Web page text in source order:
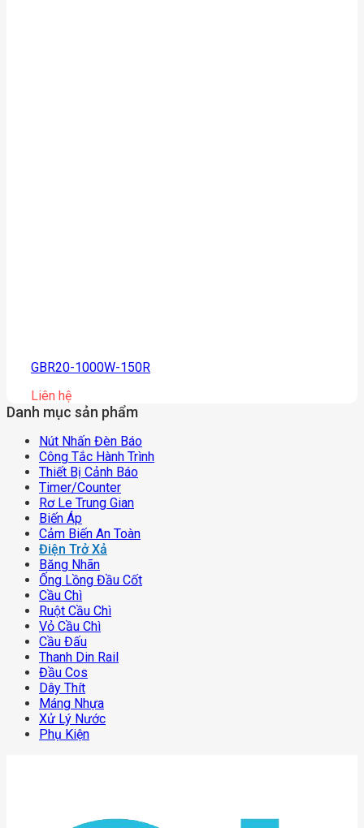
GBR20-1000W-150R
Liên hệ
Danh mục sản phẩm
Nút Nhấn Đèn Báo
Công Tắc Hành Trình
Thiết Bị Cảnh Báo
Timer/counter
Rơ Le Trung Gian
Biến Áp
Cảm Biến An Toàn
Điện Trở Xả
Băng Nhãn
Ống Lồng Đầu Cốt
Cầu Chì
Ruột Cầu Chì
Vỏ Cầu Chì
Cầu Đấu
Thanh Din Rail
Đầu Cos
Dây Thít
Máng Nhựa
Xử Lý Nước
Phụ Kiện